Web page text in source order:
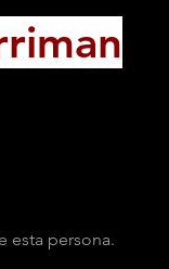
esta persona.